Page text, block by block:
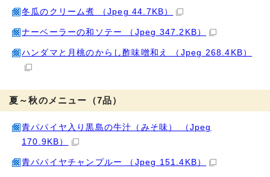
冬瓜のクリーム煮 （Jpeg 44.7KB）
ナーベーラーの和ソテー （Jpeg 347.2KB）
ハンダマと月桃のからし酢味噌和え （Jpeg 268.4KB）
夏～秋のメニュー（7品）
青パパイヤ入り黒島の牛汁（みそ味） （Jpeg
170.9KB）
青パパイヤチャンプルー （Jpeg 151.4KB）